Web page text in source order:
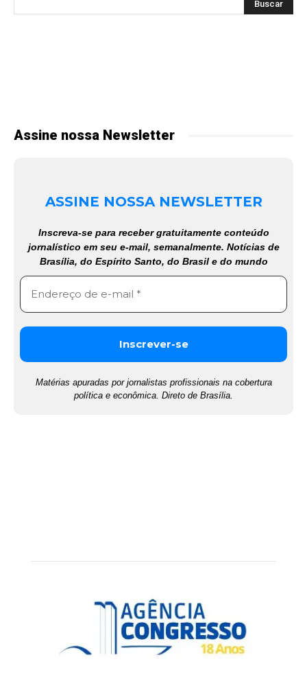
Assine nossa Newsletter
ASSINE NOSSA NEWSLETTER
Inscreva-se para receber gratuitamente conteúdo
jornalístico em seu e-mail, semanalmente. Notícias de
Brasília, do Espírito Santo, do Brasil e do mundo
Matérias apuradas por jornalistas profissionais na cobertura
política e econômica. Direto de Brasília.